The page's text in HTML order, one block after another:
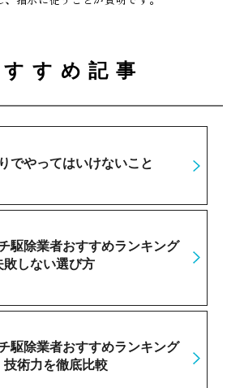
すめ記事
でやってはいけないこと
駆除業者おすすめランキング
敗しない選び方
駆除業者おすすめランキング
術力を徹底比較